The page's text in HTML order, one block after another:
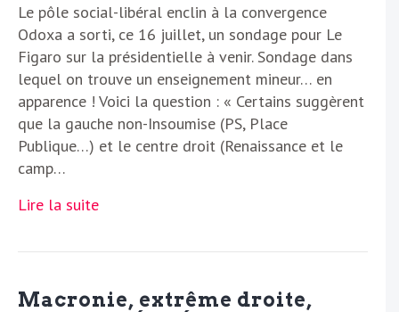
Le pôle social-libéral enclin à la convergence
Odoxa a sorti, ce 16 juillet, un sondage pour Le
Figaro sur la présidentielle à venir. Sondage dans
lequel on trouve un enseignement mineur… en
apparence ! Voici la question : « Certains suggèrent
que la gauche non-Insoumise (PS, Place
Publique…) et le centre droit (Renaissance et le
camp…
Lire la suite
Macronie, extrême droite,